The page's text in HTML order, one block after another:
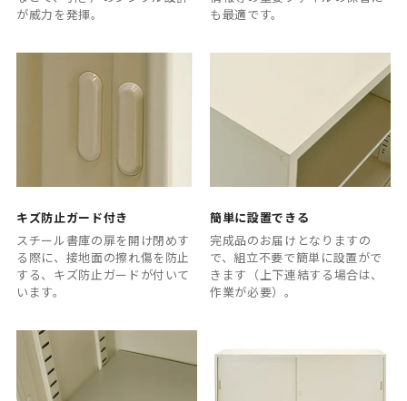
が威力を発揮。
も最適です。
キズ防止ガード付き
スチール書庫の扉を開け閉めす
る際に、接地面の擦れ傷を防止
する、キズ防止ガードが付いて
います。
簡単に設置できる
完成品のお届けとなりますの
で、組立不要で簡単に設置がで
きます（上下連結する場合は、
作業が必要）。